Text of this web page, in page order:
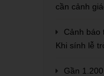
cần cảnh
Cảnh báo
Khi sính lễ
Gần